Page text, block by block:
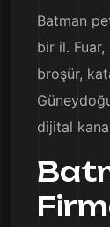
Batman
bir il.
broşür,
dijital